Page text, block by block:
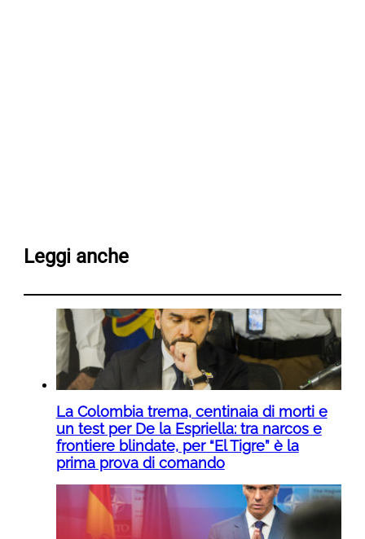
Leggi anche
La Colombia trema, centinaia di morti e
un test per De la Espriella: tra narcos e
frontiere blindate, per “El Tigre” è la
prima prova di comando